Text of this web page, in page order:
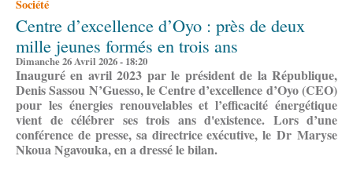
Société
Centre d’excellence d’Oyo : près de deux
mille jeunes formés en trois ans
Dimanche 26 Avril 2026 - 18:20
Inauguré en avril 2023 par le président de la République,
Denis Sassou N’Guesso, le Centre d’excellence d’Oyo (CEO)
pour les énergies renouvelables et l’efficacité énergétique
vient de célébrer ses trois ans d'existence. Lors d’une
conférence de presse, sa directrice exécutive, le Dr Maryse
Nkoua Ngavouka, en a dressé le bilan.